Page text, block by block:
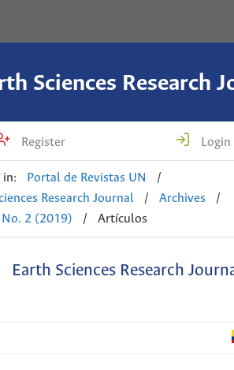
Sciences Research
Register Login
in: Portal de Revistas UN
/
Research Journal
/ Archives
/
2 (2019)
/ Artículos
Earth Sciences Research